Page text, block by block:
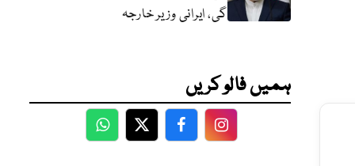
گی، ایرانی وزیر خارجہ
ہمیں فالو کریں
WhatsApp
TwitterFacebookFacebook